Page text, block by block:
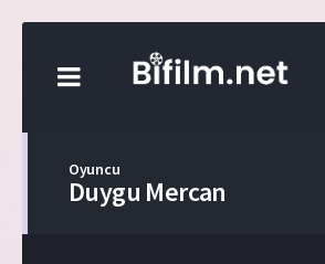
Oyuncu
Duygu Mercan